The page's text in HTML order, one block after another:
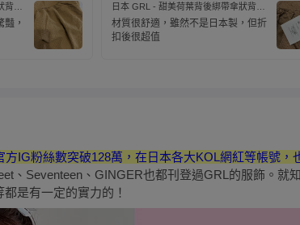
心-
，
日本 GRL - 甜美荷葉背後綁帶傘狀背心-
焦糖棕 (M)
材質很舒適，雖然不是日本製，但折
扣後很超值
方IG粉絲數突破128萬，在日本各大KOL網紅等帳號，
、Seventeen、GINGER也都刊登過GRL的服飾。就
是有一定的實力的！